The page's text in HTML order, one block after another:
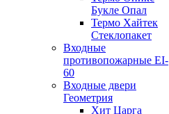
Букле Опал
Термо Хайтек
Стеклопакет
Входные
противопожарные EI-
60
Входные двери
Геометрия
Хит Царга